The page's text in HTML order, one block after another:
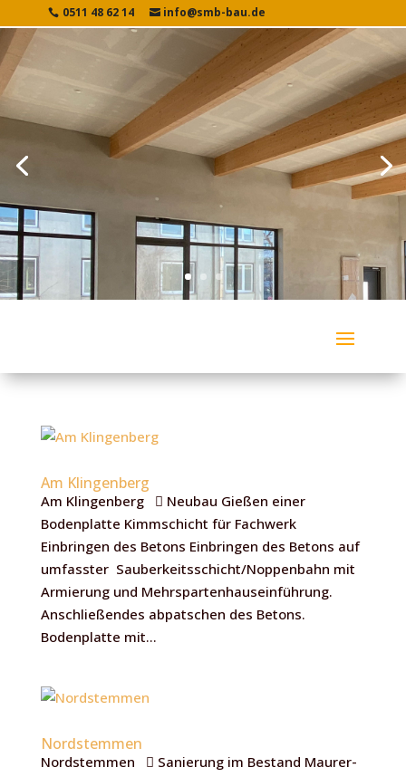
0511 48 62 14 info@smb-bau.de
Am Klingenberg
Am Klingenberg  Neubau Gießen einer
Bodenplatte Kimmschicht für Fachwerk
Einbringen des Betons Einbringen des Betons auf
umfasster Sauberkeitsschicht/Noppenbahn mit
Armierung und Mehrspartenhauseinführung.
Anschließendes abpatschen des Betons.
Bodenplatte mit...
Nordstemmen
Nordstemmen  Sanierung im Bestand Maurer-